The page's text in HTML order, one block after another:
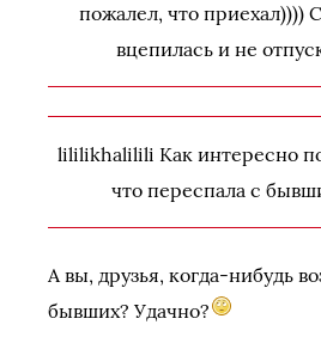
пожалел, что приехал))))
вцепилась и не
lililikhalilili Как интересно
что переспала с
А вы, друзья, когда-нибудь
бывших? Удачно?